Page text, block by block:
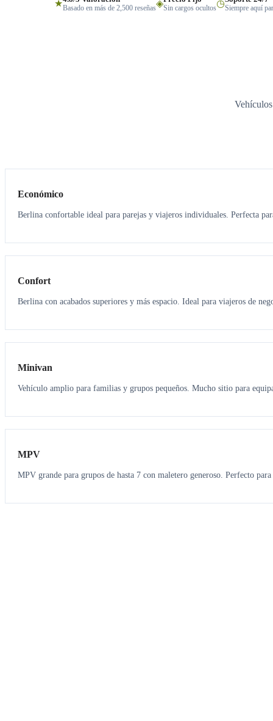
★Basado en más de 2,500 reseñas◈Sin cargos ocultos◷Siempre aquí
Económico
Berlina confortable ideal para parejas y viajeros individuales. Perfecta
3 3
Confort
Berlina con acabados superiores y más espacio. Ideal para viajeros de
6 5
Minivan
Vehículo amplio para familias y grupos pequeños. Mucho sitio para
7 7
MPV
MPV grande para grupos de hasta 7 con maletero generoso. Perfecto para